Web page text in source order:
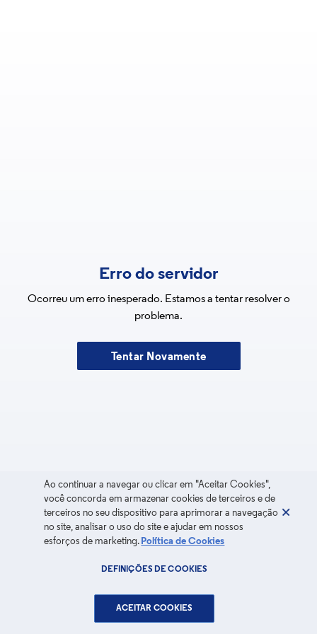
Erro do servidor
Ocorreu um erro inesperado. Estamos a tentar resolver o
problema.
Tentar Novamente
Ao continuar a navegar ou clicar em "Aceitar Cookies",
você concorda em armazenar cookies de terceiros e de
terceiros no seu dispositivo para aprimorar a navegação
no site, analisar o uso do site e ajudar em nossos
esforços de marketing. Política de Cookies
DEFINIÇÕES DE COOKIES
ACEITAR COOKIES